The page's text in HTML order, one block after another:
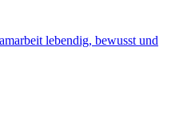
lebendig, bewusst und